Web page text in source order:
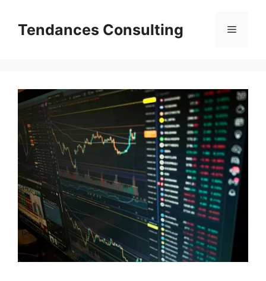
contenuTendances Consulting Menu